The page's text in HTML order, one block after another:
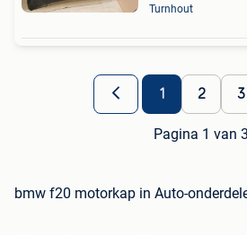
Turnhout
1 2 3
Pagina 1 van 3
bmw f20 motorkap in Auto-